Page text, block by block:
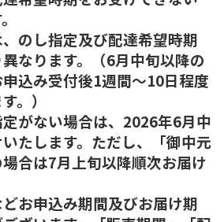
のし指定及び配達希望時期
なります。（6月中旬以降の
込み受付後1週間～10日程度
。）
がない場合は、2026年6月中
たします。ただし、「御中元
合は7月上旬以降順次お届け
お申込み期間及びお届け期